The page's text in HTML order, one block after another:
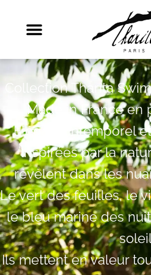
Collection Tharita
Made in France en
Élégant, intemporel
Inspirées par la
révèlent dans les
Le vert des feuilles, le
le bleu marine des
Ils mettent en valeur